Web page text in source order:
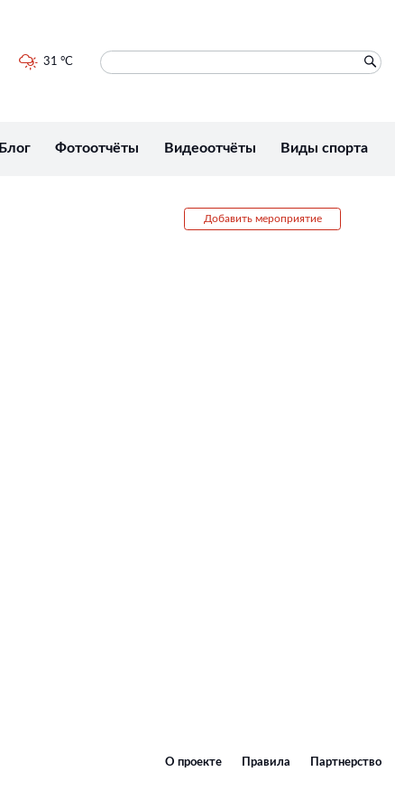
31 °C
Блог Фотоотчёты Видеоотчёты Виды спорта
Добавить мероприятие
О проекте Правила Партнерство